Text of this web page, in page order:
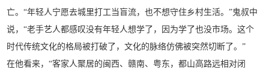
亡。“年轻人宁愿去城里打工当盲流，也不想守住乡村生活。”鬼叔中
说，“老手艺人都感叹没有年轻人想学了，因为学了也没市场。这个
时代传统文化的格局被打破了，文化的脉络仿佛被突然切断了。”
在他看来，“客家人聚居的闽西、赣南、粤东，都山高路远相对闭